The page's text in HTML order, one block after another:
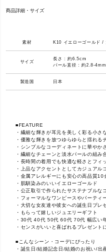
商品詳細・サイズ
素材 K10 イエローゴールド /
サイズ
長さ : 約6.5cm
パール直径 : 約2.8-4mm
製造国 日本
■FEATURE
・繊細な輝きが耳元を美しく彩る小さ
・優雅な輝きを放つゆらゆらと揺れる
・シンプルなコーディネートに華やか
・繊細なチェーンと淡水パールの組み
・長時間の着用でも快適な軽さとフィ
・上品なアクセントとしてカジュアル
・金属アレルギーにも安心の高品質10
・肌馴染みのいいイエローゴールド
・公正取引で作られたサステナブルな
・フォーマルなワンピースやパーティ
・大切な女友達や彼女への誕生日プレ
・もらって嬉しいジュエリーギフト
・30代 40代 50代 60代 70代 幅広い
・センスがいいと喜ばれるプレゼント
■こんなシーン・コーデにぴったり
・誕生日/結婚記念日/結婚のお祝い/出